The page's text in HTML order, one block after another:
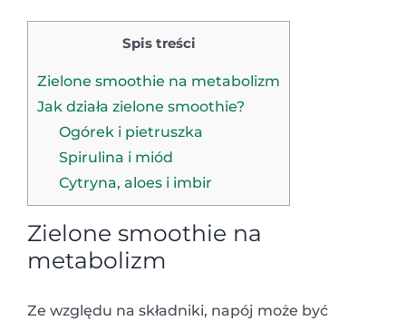
Spis treści
Zielone smoothie na metabolizm
Jak działa zielone smoothie?
Ogórek i pietruszka
Spirulina i miód
Cytryna, aloes i imbir
Zielone smoothie na
metabolizm
Ze względu na składniki, napój może być